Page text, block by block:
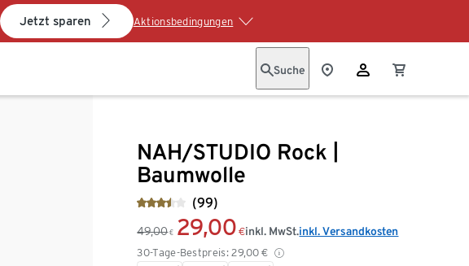
Jetzt sparen Aktionsbedingungen
Suche
NAH/STUDIO Rock |
Baumwolle
(99)
49,00 € 29,00 €
30-Tage-Bestpreis: 29,00 €
inkl. MwSt.inkl. Versandkosten